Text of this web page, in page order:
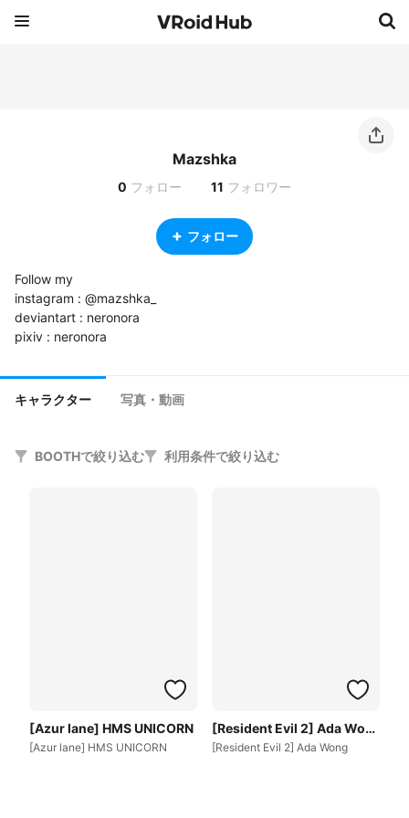
Mazshka
0 フォロー 11 フォロワー
フォロー
Follow my
instagram : @mazshka_
deviantart : neronora
pixiv : neronora
キャラクター 写真・動画
BOOTHで絞り込む 利用条件で絞り込む
[Azur lane] HMS UNICORN
[Azur lane] HMS UNICORN
[Resident Evil 2] Ada Wong
[Resident Evil 2] Ada Wong